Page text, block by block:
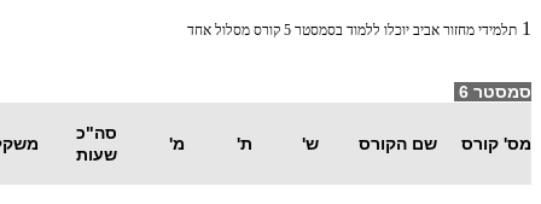
1 תלמידי מחזור אביב יוכלו ללמוד בסמסטר 5 קורס מסלול אחד
סמסטר 6
מס' קורס שם הקורס ש' ת' מ'
סה"כ
שעות